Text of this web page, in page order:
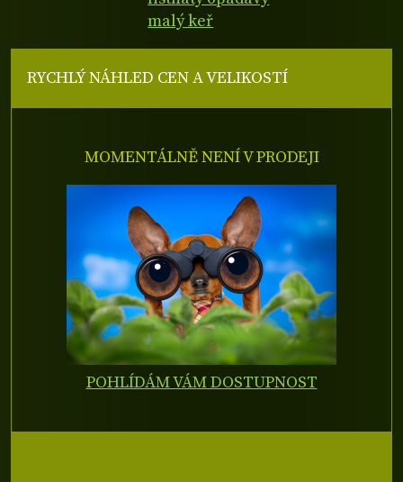
malý keř
RYCHLÝ NÁHLED CEN A VELIKOSTÍ
MOMENTÁLNĚ NENÍ V PRODEJI
POHLÍDÁM VÁM DOSTUPNOST